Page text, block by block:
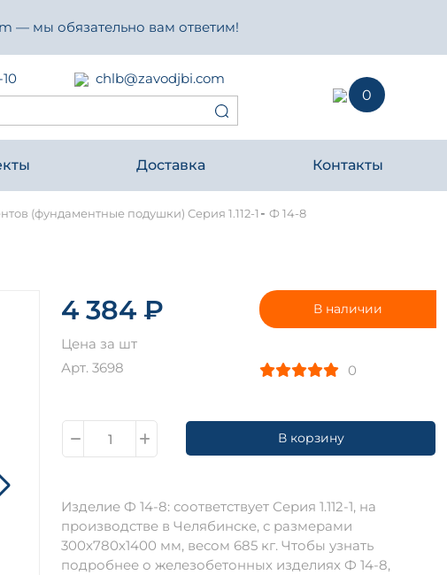
— мы обязательно вам ответим!
chlb@zavodjbi.com
0
Доставка Контакты
(фундаментные подушки) Серия 1.112-1 - Ф 14-8
4 384 ₽
Цена за шт
Арт. 3698
В наличии
0
В корзину
Изделие Ф 14-8: соответствует Серия 1.112-1, на
производстве в Челябинске, с размерами
300х780х1400 мм, весом 685 кг. Чтобы узнать
подробнее о железобетонных изделиях Ф 14-8,